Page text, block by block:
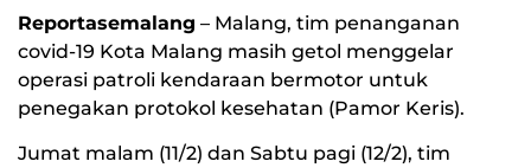
Reportasemalang – Malang, tim penanganan
covid-19 Kota Malang masih getol menggelar
operasi patroli kendaraan bermotor untuk
penegakan protokol kesehatan (Pamor Keris).
Jumat malam (11/2) dan Sabtu pagi (12/2), tim